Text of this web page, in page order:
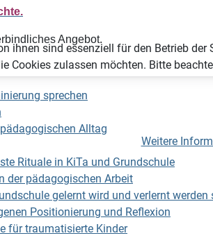
Angebot.
sprechen
Alltag
Rituale in KiTa und Grundschule
der pädagogischen Arbeit
gelernt wird und verlernt werden
Positionierung und Reflexion
für traumatisierte Kinder
ihnen sind essenziell für den Betrieb
Cookies zulassen möchten. Bitte
Weitere